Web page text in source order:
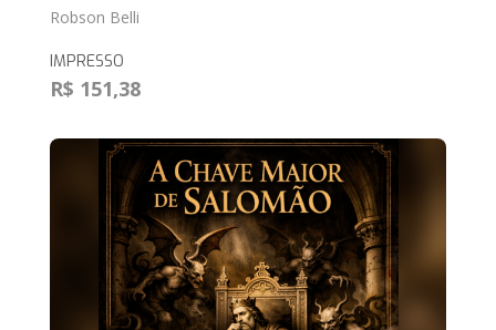
Robson Belli
IMPRESSO
R$ 151,38